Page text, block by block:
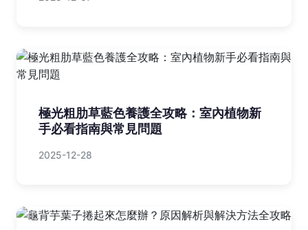
極光粗肋草藍色養護全攻略：室內植物新
手必看指南與常見問題
2025-12-28